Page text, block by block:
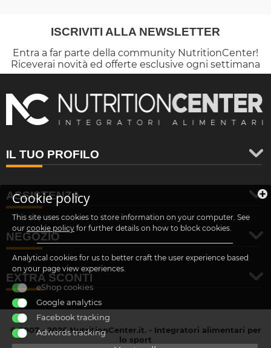
ISCRIVITI ALLA NEWSLETTER
Entra a far parte della community NutritionCenter!
Riceverai novità ed offerte esclusive ogni settimana
IL TUO PROFILO
ASSISTENZA
NEGOZIO
EXTRA SCONTI
© 2007 - 2026 NutritionCenter.it. - Integratori alimentari per
lo sport
Cookie policy
This site uses cookies to store information on your computer. See
our cookie policy for further details on how to block cookies.
Analytical cookies for us to better craft the user experience based
on your page view experiences.
eShop cookies
Google analytics
Facebook tracking
Adwords tracking